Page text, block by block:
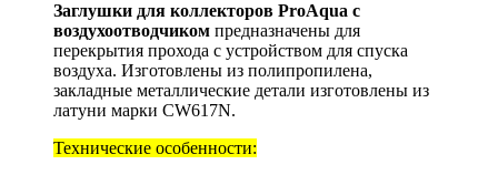
Заглушки для коллекторов ProAqua с
воздухоотводчиком предназначены для
перекрытия прохода с устройством для спуска
воздуха. Изготовлены из полипропилена,
закладные металлические детали изготовлены из
латуни марки CW617N.
Технические особенности: